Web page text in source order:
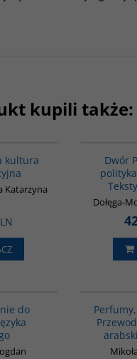
kupili także:
kultura
Katarzyna
Dwór
Dołęga-
do